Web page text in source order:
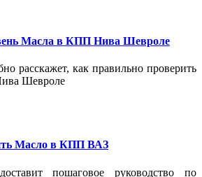
Масла в КПП Нива Шевроле
расскажет, как правильно проверить
Шевроле
Масло в КПП ВАЗ
пошаговое руководство по